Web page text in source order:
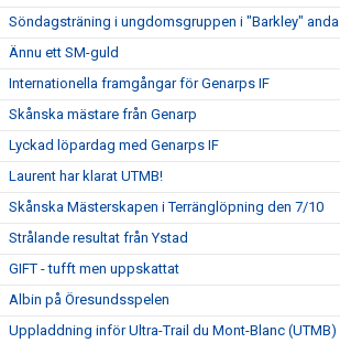
Söndagsträning i ungdomsgruppen i "Barkley" anda
Ännu ett SM-guld
Internationella framgångar för Genarps IF
Skånska mästare från Genarp
Lyckad löpardag med Genarps IF
Laurent har klarat UTMB!
Skånska Mästerskapen i Terränglöpning den 7/10
Strålande resultat från Ystad
GIFT - tufft men uppskattat
Albin på Öresundsspelen
Uppladdning inför Ultra-Trail du Mont-Blanc (UTMB)